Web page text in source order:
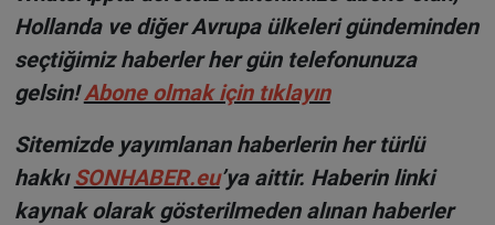
Hollanda ve diğer Avrupa ülkeleri gündeminden
seçtiğimiz haberler her gün telefonunuza
gelsin!Abone olmak için tıklayın
Sitemizde yayımlanan haberlerin her türlü
hakkıSONHABER.eu’ya aittir. Haberin linki
kaynak olarak gösterilmeden alınan haberler